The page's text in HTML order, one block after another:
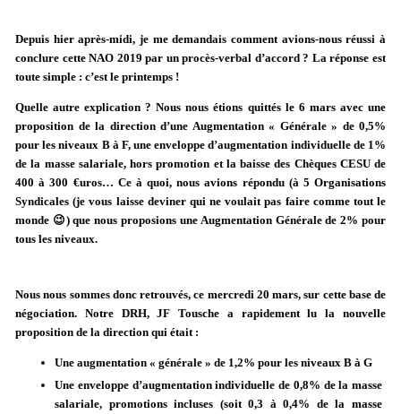
Depuis hier après-midi, je me demandais comment avions-nous réussi à
conclure cette NAO 2019 par un procès-verbal d’accord ? La réponse est
toute simple : c’est le printemps !
Quelle autre explication ? Nous nous étions quittés le 6 mars avec une
proposition de la direction d’une Augmentation « Générale » de 0,5%
pour les niveaux B à F, une enveloppe d’augmentation individuelle de 1%
de la masse salariale, hors promotion et la baisse des Chèques CESU de
400 à 300 €uros… Ce à quoi, nous avions répondu (à 5 Organisations
Syndicales (je vous laisse deviner qui ne voulait pas faire comme tout le
monde 😉) que nous proposions une Augmentation Générale de 2% pour
tous les niveaux.
Nous nous sommes donc retrouvés, ce mercredi 20 mars, sur cette base de
négociation. Notre DRH, JF Tousche a rapidement lu la nouvelle
proposition de la direction qui était :
Une augmentation « générale » de 1,2% pour les niveaux B à G
Une enveloppe d’augmentation individuelle de 0,8% de la masse
salariale, promotions incluses (soit 0,3 à 0,4% de la masse